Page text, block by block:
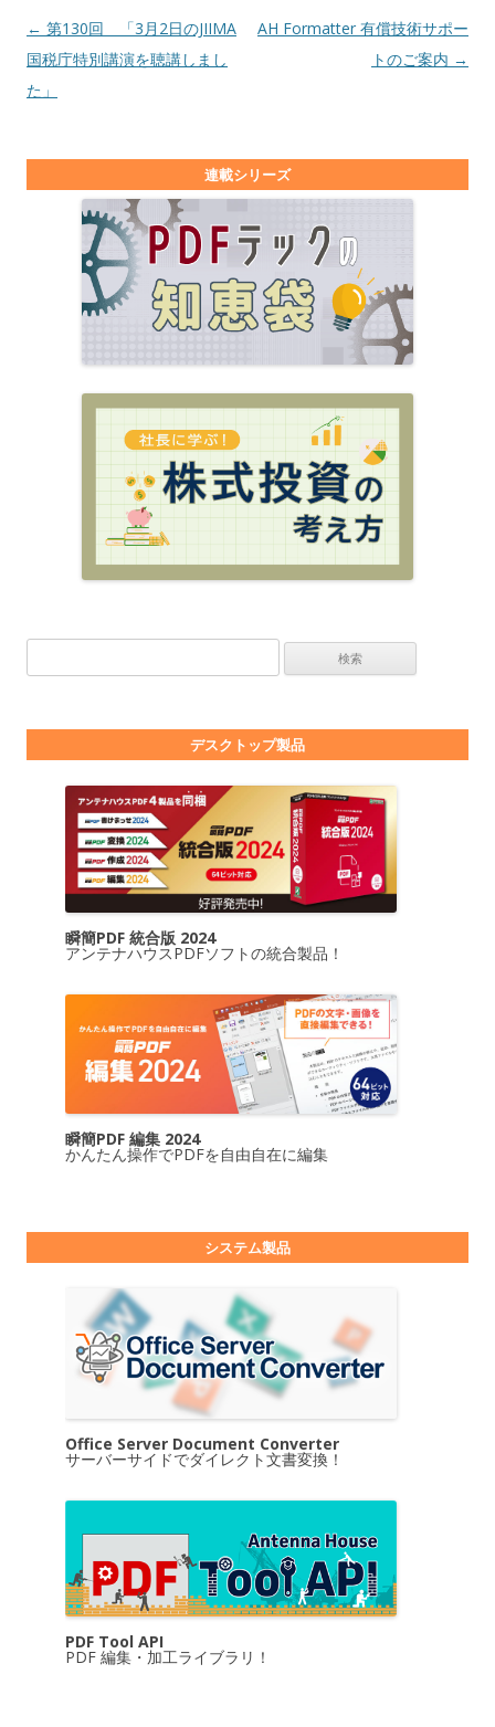
投稿ナビゲーション
← 第130回 「3月2日のJIIMA
国税庁特別講演を聴講しまし
た」
AH Formatter 有償技術サポー
トのご案内 →
連載シリーズ
デスクトップ製品
瞬簡PDF 統合版 2024
アンテナハウスPDFソフトの統合製品！
瞬簡PDF 編集 2024
かんたん操作でPDFを自由自在に編集
システム製品
Office Server Document Converter
サーバーサイドでダイレクト文書変換！
PDF Tool API
PDF 編集・加工ライブラリ！